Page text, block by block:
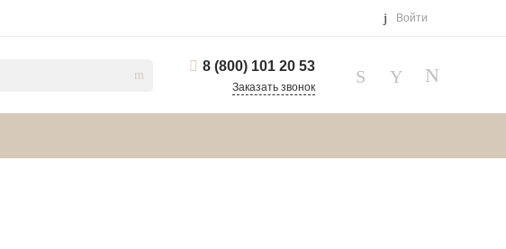
Войти
8 (800) 101 20 53
Заказать звонок